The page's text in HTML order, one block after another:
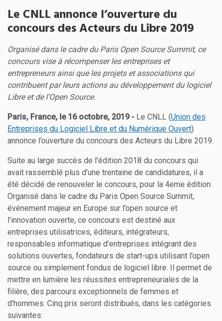
Le CNLL annonce l’ouverture du
concours des Acteurs du Libre 2019
Organisé dans le cadre du Paris Open Source Summit, ce
concours vise à récompenser les entreprises et
entrepreneurs ainsi que les projets et associations qui
contribuent par leurs actions au développement du logiciel
Libre et de l’Open Source.
Paris, France, le 16 octobre, 2019 - Le CNLL (Union des
Entreprises du Logiciel Libre et du Numérique Ouvert)
annonce l’ouverture du concours des Acteurs du Libre 2019.
Suite au large succès de l’édition 2018 du concours qui
avait rassemblé plus d’une trentaine de candidatures, il a
été décidé de renouveler le concours, pour la 4eme édition.
Organisé dans le cadre du Paris Open Source Summit,
événement majeur en Europe sur l’open source et
l’innovation ouverte, ce concours est destiné aux
entreprises utilisatrices, éditeurs, intégrateurs,
responsables informatique d’entreprises intégrant des
solutions ouvertes, fondateurs de start-ups utilisant l’open
source ou simplement fondus de logiciel libre. Il permet de
mettre en lumière les réussites entrepreneuriales de la
filière, des parcours exceptionnels de femmes et
d’hommes. Cinq prix seront distribués, dans les catégories
suivantes: